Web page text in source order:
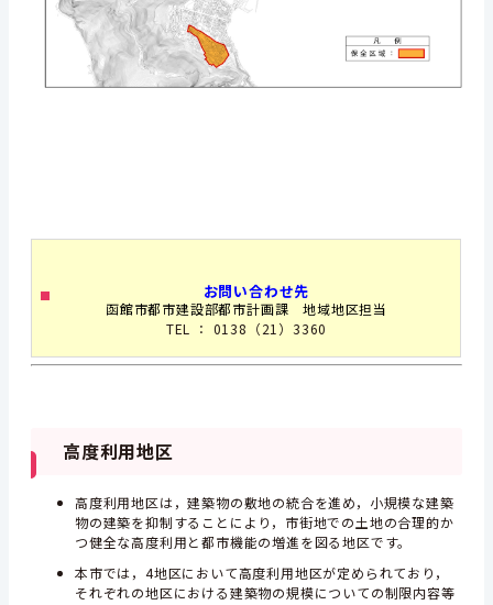
お問い合わせ先
函館市都市建設部都市計画課 地域地区担当
TEL ： 0138（21）3360
高度利用地区
高度利用地区は，建築物の敷地の統合を進め，小規模な建築
物の建築を抑制することにより，市街地での土地の合理的か
つ健全な高度利用と都市機能の増進を図る地区です。
本市では，4地区において高度利用地区が定められており，
それぞれの地区における建築物の規模についての制限内容等